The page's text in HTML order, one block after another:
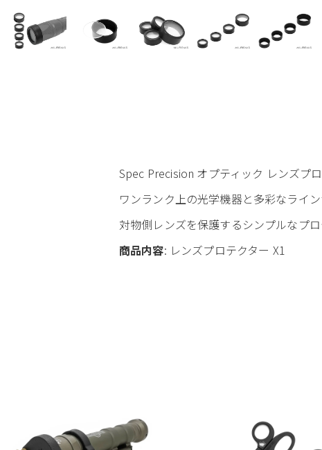
Spec Precision オプティック レンズプ
ワンランク上の光学機器と多彩なライ
対物側レンズを保護するシンプルなプロ
商品内容: レンズプロテクター X1